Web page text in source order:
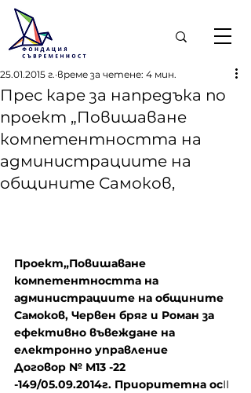
Прес каре за напредъка по
проект „Повишаване
компетентността на
администрациите на
общините Самоков,
25.01.2015 г. време за четене: 4 мин.
Проект„Повишаване
компетентността на
администрациите на общините
Самоков, Червен бряг и Роман за
ефективно въвеждане на
електронно управление
Договор № М13 -22
-149/05.09.2014г. Приоритетна осІІ